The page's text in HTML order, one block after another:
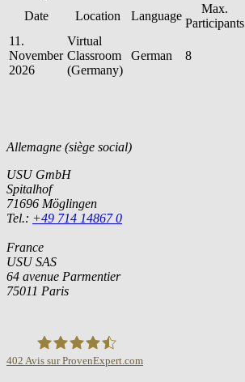
Date
Location Language
Max.
Participants
11.
November
2026
Virtual
Classroom
(Germany)
German 8
Allemagne (siège social)
USU GmbH
Spitalhof
71696 Möglingen
Tel.: +49 714 14867 0
France
USU SAS
64 avenue Parmentier
75011 Paris
402 Avis sur ProvenExpert.com